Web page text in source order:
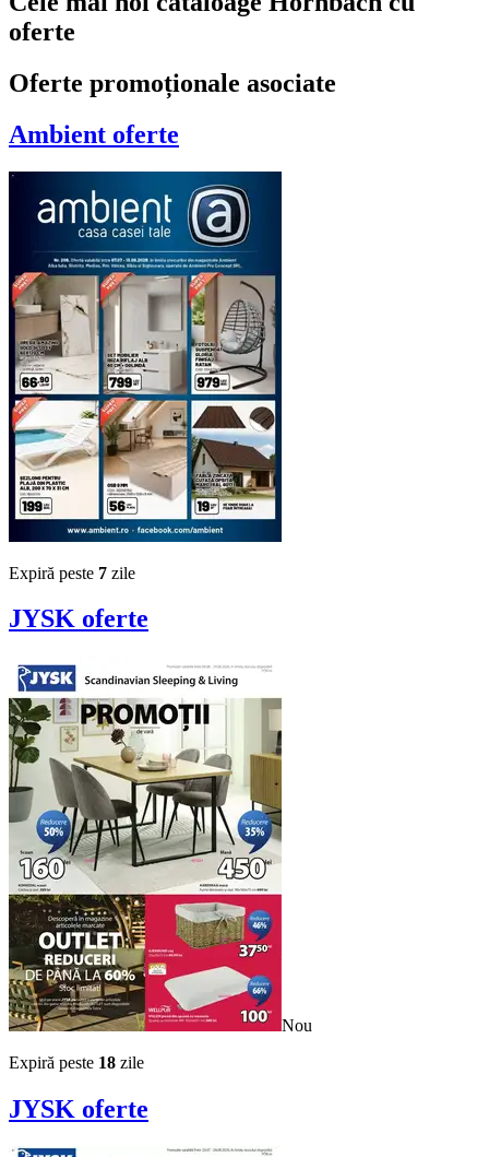
oferte
Oferte promoționale asociate
Ambient oferte
Expiră peste 7 zile
JYSK oferte
Nou
Expiră peste 18 zile
JYSK oferte